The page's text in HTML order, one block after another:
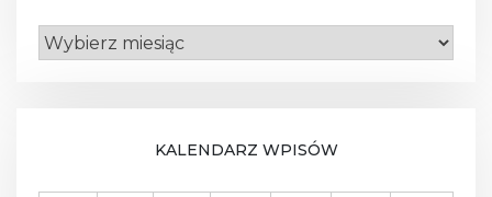
A
R
KALENDARZ WPISÓW